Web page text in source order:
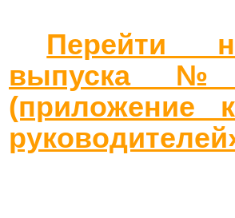
Перейти
выпуска
(приложение